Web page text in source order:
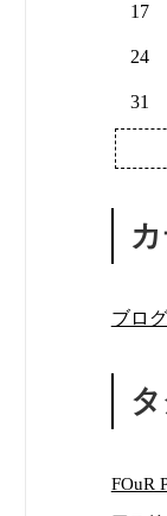
17
24
31
ブログ
FOuR